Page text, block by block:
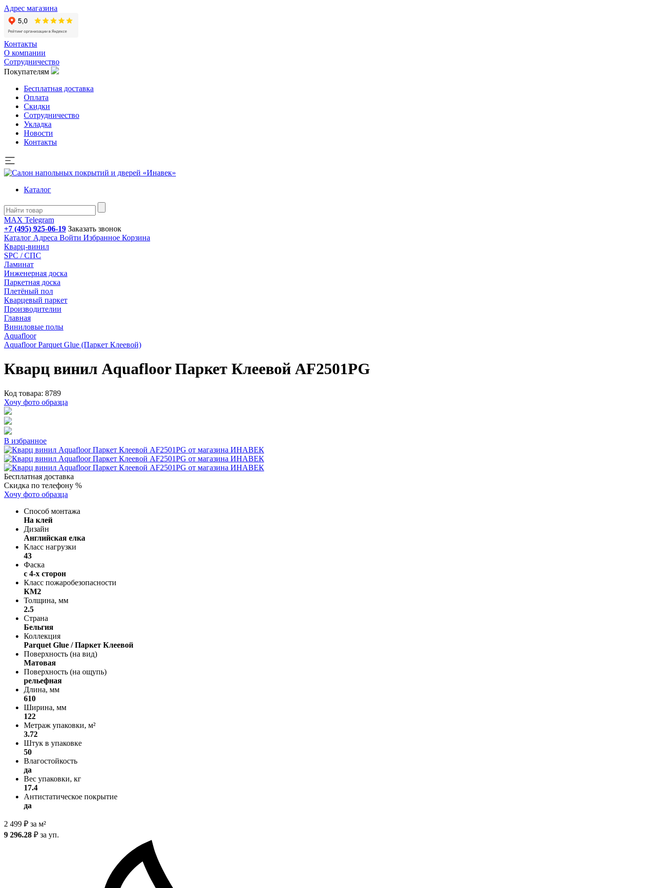
Адрес магазина
Контакты
О компании
Сотрудничество
Покупателям
Бесплатная доставка
Оплата
Скидки
Сотрудничество
Укладка
Новости
Контакты
Каталог
MAX Telegram
+7 (495) 925-06-19 Заказать звонок
Каталог Адреса Войти Избранное Корзина
Кварц-винил
SPC / СПС
Ламинат
Инженерная доска
Паркетная доска
Плетёный пол
Кварцевый паркет
Производителии
Главная
Виниловые полы
Aquafloor
Aquafloor Parquet Glue (Паркет Клеевой)
Кварц винил Aquafloor Паркет Клеевой AF2501PG
Код товара: 8789
Хочу фото образца
В избранное
Бесплатная доставка
Скидка по телефону %
Хочу фото образца
Способ монтажа
На клей
Дизайн
Английская елка
Класс нагрузки
43
Фаска
с 4-х сторон
Класс пожаробезопасности
КМ2
Толщина, мм
2.5
Страна
Бельгия
Коллекция
Parquet Glue / Паркет Клеевой
Поверхность (на вид)
Матовая
Поверхность (на ощупь)
рельефная
Длина, мм
610
Ширина, мм
122
Метраж упаковки, м²
3.72
Штук в упаковке
50
Влагостойкость
да
Вес упаковки, кг
17.4
Антистатическое покрытие
да
2 499 ₽ за м²
9 296.28 ₽ за уп.